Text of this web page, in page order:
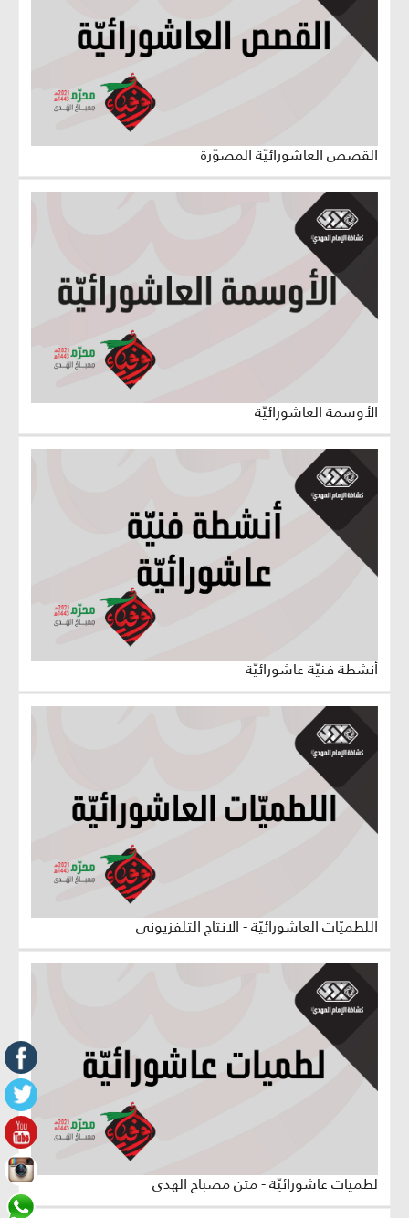
القصص العاشورائيّة المصوّرة
الأوسمة العاشورائيّة
أنشطة فنيّة عاشورائيّة
اللطميّات العاشورائيّة - الانتاج التلفزيوني
لطميات عاشورائيّة - متن مصباح الهدى